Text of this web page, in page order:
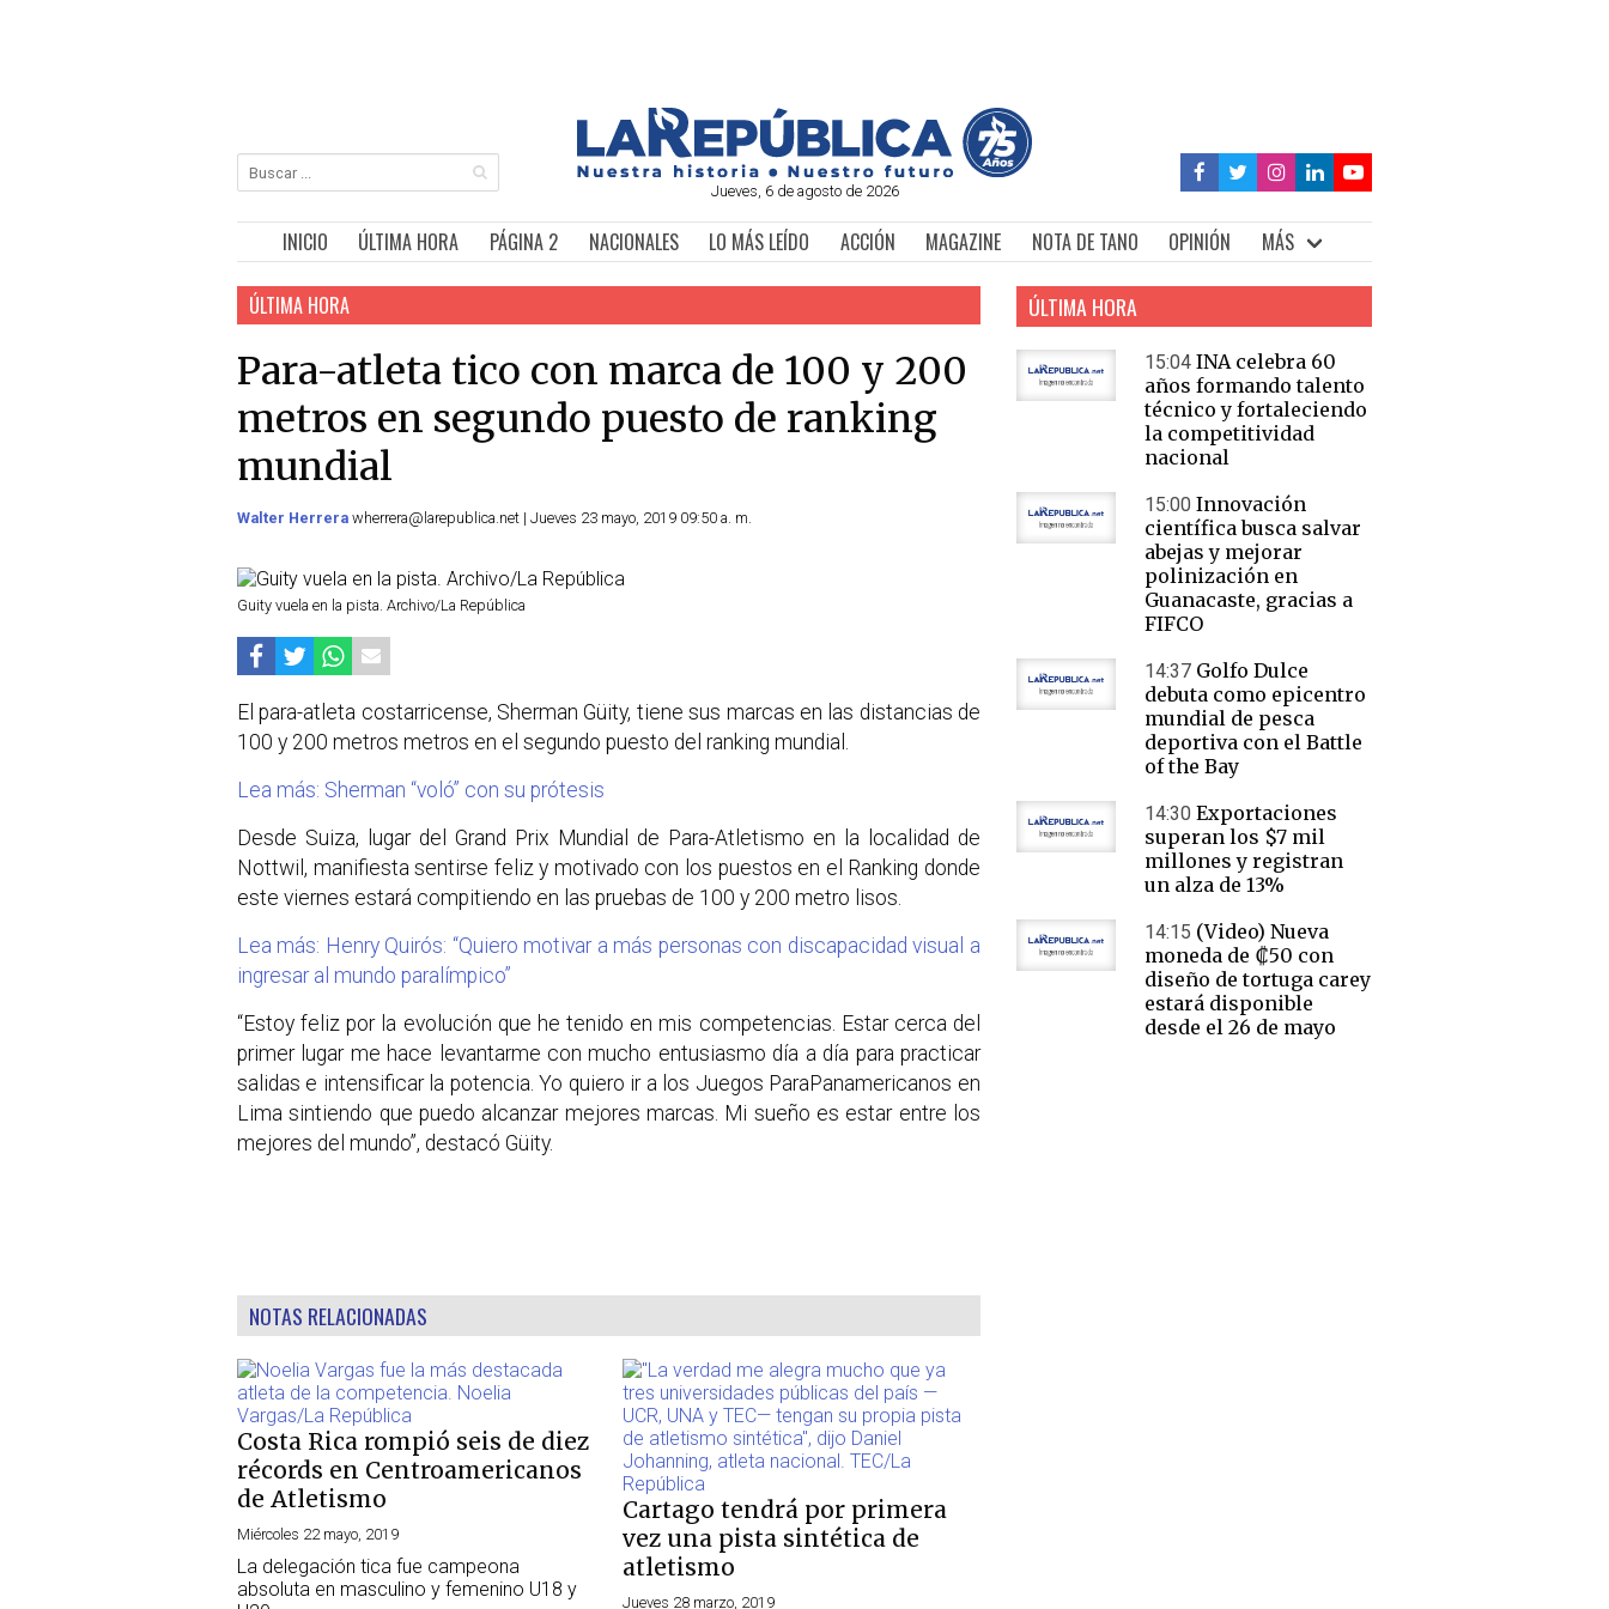
Jueves, 6 de agosto de 2026
INICIO ÚLTIMA HORA PÁGINA 2 NACIONALES LO MÁS LEÍDO ACCIÓN MAGAZINE NOTA DE TANO OPINIÓN MÁS
ÚLTIMA HORA
Para-atleta tico con marca de 100 y 200
metros en segundo puesto de ranking
mundial
Walter Herrera wherrera@larepublica.net | Jueves 23 mayo, 2019 09:50 a. m.
Guity vuela en la pista. Archivo/La República
El para-atleta costarricense, Sherman Güity, tiene sus marcas en las distancias de
100 y 200 metros metros en el segundo puesto del ranking mundial.
Lea más: Sherman “voló” con su prótesis
Desde Suiza, lugar del Grand Prix Mundial de Para-Atletismo en la localidad de
Nottwil, manifiesta sentirse feliz y motivado con los puestos en el Ranking donde
este viernes estará compitiendo en las pruebas de 100 y 200 metro lisos.
Lea más: Henry Quirós: “Quiero motivar a más personas con discapacidad visual a
ingresar al mundo paralímpico”
“Estoy feliz por la evolución que he tenido en mis competencias. Estar cerca del
primer lugar me hace levantarme con mucho entusiasmo día a día para practicar
salidas e intensificar la potencia. Yo quiero ir a los Juegos ParaPanamericanos en
Lima sintiendo que puedo alcanzar mejores marcas. Mi sueño es estar entre los
mejores del mundo”, destacó Güity.
NOTAS RELACIONADAS
Costa Rica rompió seis de diez
récords en Centroamericanos
de Atletismo
Miércoles 22 mayo, 2019
La delegación tica fue campeona
absoluta en masculino y femenino U18 y
Cartago tendrá por primera
vez una pista sintética de
atletismo
Jueves 28 marzo, 2019
ÚLTIMA HORA
15:04 INA celebra 60
años formando talento
técnico y fortaleciendo
la competitividad
nacional
15:00 Innovación
científica busca salvar
abejas y mejorar
polinización en
Guanacaste, gracias a
FIFCO
14:37 Golfo Dulce
debuta como epicentro
mundial de pesca
deportiva con el Battle
of the Bay
14:30 Exportaciones
superan los $7 mil
millones y registran
un alza de 13%
14:15 (Video) Nueva
moneda de ₡50 con
diseño de tortuga carey
estará disponible
desde el 26 de mayo